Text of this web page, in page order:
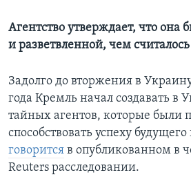
Агентство утверждает, что она
и разветвленной, чем
Задолго до вторжения в
года Кремль начал создавать в
тайных агентов, которые были
способствовать успеху
говорится в опубликованном в
Reuters расследовании.